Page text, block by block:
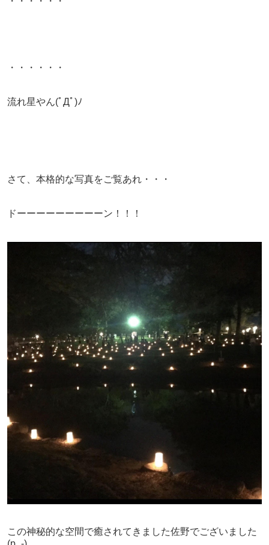
・・・・・・
流れ星やん(ﾟДﾟ)ﾉ
さて、本格的な写真をご覧あれ・・・
ドーーーーーーーーーン！！！
この神秘的な空間で癒されてきました佐野でございました